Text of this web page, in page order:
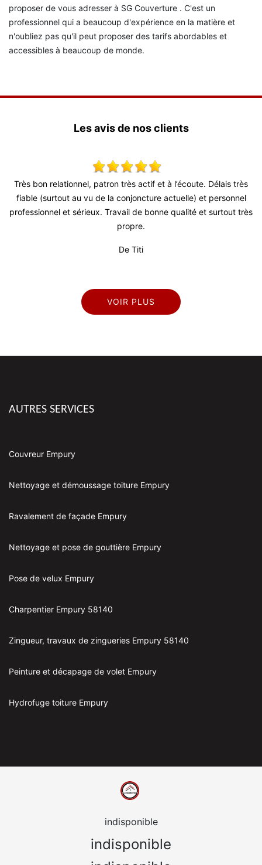
proposer de vous adresser à SG Couverture . C'est un
professionnel qui a beaucoup d'expérience en la matière et
n'oubliez pas qu'il peut proposer des tarifs abordables et
accessibles à beaucoup de monde.
Les avis de nos clients
Très bon relationnel, patron très actif et à l’écoute. Délais très
fiable (surtout au vu de la conjoncture actuelle) et personnel
professionnel et sérieux. Travail de bonne qualité et surtout très
propre.
De Titi
VOIR PLUS
AUTRES SERVICES
Couvreur Empury
Nettoyage et démoussage toiture Empury
Ravalement de façade Empury
Nettoyage et pose de gouttière Empury
Pose de velux Empury
Charpentier Empury 58140
Zingueur, travaux de zingueries Empury 58140
Peinture et décapage de volet Empury
Hydrofuge toiture Empury
indisponible
indisponible